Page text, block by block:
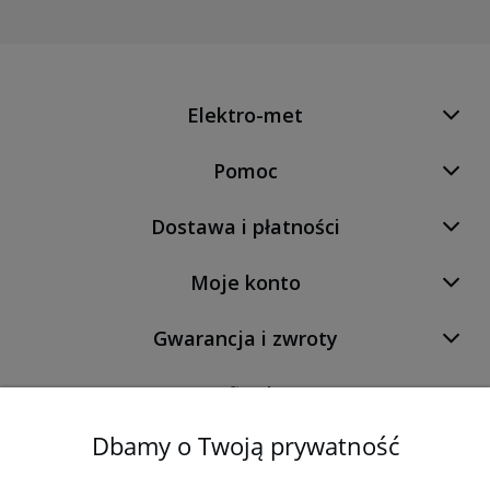
Elektro-met
Pomoc
Dostawa i płatności
Moje konto
Gwarancja i zwroty
O firmie
Dbamy o Twoją prywatność